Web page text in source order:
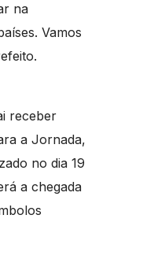
na
Vamos
receber
a Jornada,
no dia 19
a chegada